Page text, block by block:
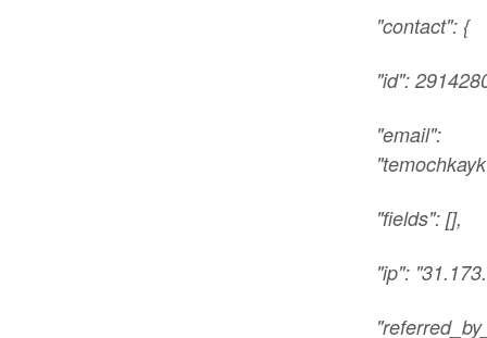
"contact": {
"id":
"email":
"fields": [],
"ip":